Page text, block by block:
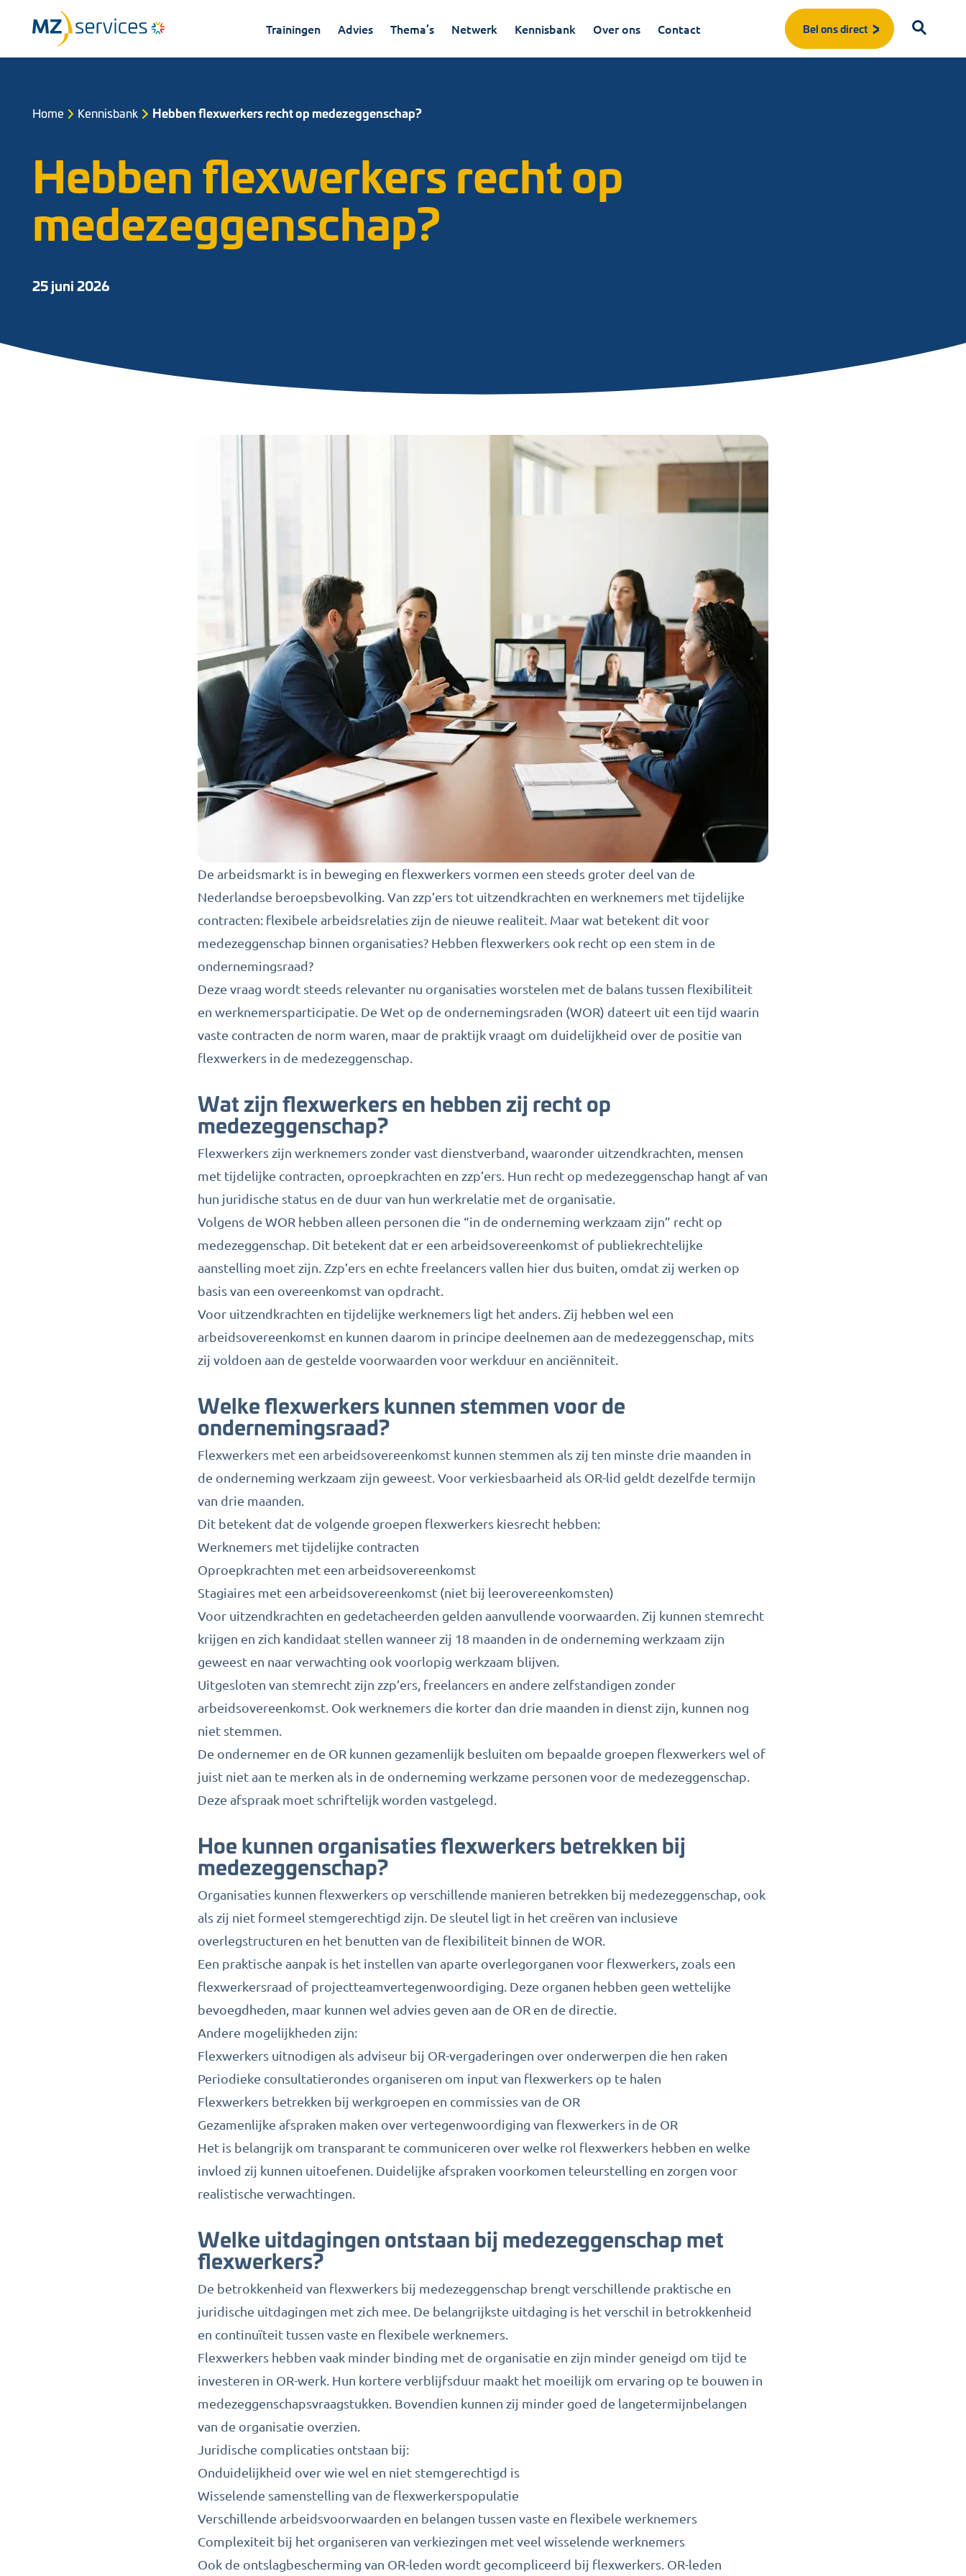
Trainingen Advies Thema’s Netwerk Kennisbank Over ons Contact Bel ons direct
Home Kennisbank Hebben flexwerkers recht op medezeggenschap?
Hebben flexwerkers recht op
medezeggenschap?
25 juni 2026
De arbeidsmarkt is in beweging en flexwerkers vormen een steeds groter deel van de
Nederlandse beroepsbevolking. Van zzp’ers tot uitzendkrachten en werknemers met tijdelijke
contracten: flexibele arbeidsrelaties zijn de nieuwe realiteit. Maar wat betekent dit voor
medezeggenschap binnen organisaties? Hebben flexwerkers ook recht op een stem in de
ondernemingsraad?
Deze vraag wordt steeds relevanter nu organisaties worstelen met de balans tussen flexibiliteit
en werknemersparticipatie. De Wet op de ondernemingsraden (WOR) dateert uit een tijd waarin
vaste contracten de norm waren, maar de praktijk vraagt om duidelijkheid over de positie van
flexwerkers in de medezeggenschap.
Wat zijn flexwerkers en hebben zij recht op
medezeggenschap?
Flexwerkers zijn werknemers zonder vast dienstverband, waaronder uitzendkrachten, mensen
met tijdelijke contracten, oproepkrachten en zzp’ers. Hun recht op medezeggenschap hangt af van
hun juridische status en de duur van hun werkrelatie met de organisatie.
Volgens de WOR hebben alleen personen die “in de onderneming werkzaam zijn” recht op
medezeggenschap. Dit betekent dat er een arbeidsovereenkomst of publiekrechtelijke
aanstelling moet zijn. Zzp’ers en echte freelancers vallen hier dus buiten, omdat zij werken op
basis van een overeenkomst van opdracht.
Voor uitzendkrachten en tijdelijke werknemers ligt het anders. Zij hebben wel een
arbeidsovereenkomst en kunnen daarom in principe deelnemen aan de medezeggenschap, mits
zij voldoen aan de gestelde voorwaarden voor werkduur en anciënniteit.
Welke flexwerkers kunnen stemmen voor de
ondernemingsraad?
Flexwerkers met een arbeidsovereenkomst kunnen stemmen als zij ten minste drie maanden in
de onderneming werkzaam zijn geweest. Voor verkiesbaarheid als OR-lid geldt dezelfde termijn
van drie maanden.
Dit betekent dat de volgende groepen flexwerkers kiesrecht hebben:
Werknemers met tijdelijke contracten
Oproepkrachten met een arbeidsovereenkomst
Stagiaires met een arbeidsovereenkomst (niet bij leerovereenkomsten)
Voor uitzendkrachten en gedetacheerden gelden aanvullende voorwaarden. Zij kunnen stemrecht
krijgen en zich kandidaat stellen wanneer zij 18 maanden in de onderneming werkzaam zijn
geweest en naar verwachting ook voorlopig werkzaam blijven.
Uitgesloten van stemrecht zijn zzp’ers, freelancers en andere zelfstandigen zonder
arbeidsovereenkomst. Ook werknemers die korter dan drie maanden in dienst zijn, kunnen nog
niet stemmen.
De ondernemer en de OR kunnen gezamenlijk besluiten om bepaalde groepen flexwerkers wel of
juist niet aan te merken als in de onderneming werkzame personen voor de medezeggenschap.
Deze afspraak moet schriftelijk worden vastgelegd.
Hoe kunnen organisaties flexwerkers betrekken bij
medezeggenschap?
Organisaties kunnen flexwerkers op verschillende manieren betrekken bij medezeggenschap, ook
als zij niet formeel stemgerechtigd zijn. De sleutel ligt in het creëren van inclusieve
overlegstructuren en het benutten van de flexibiliteit binnen de WOR.
Een praktische aanpak is het instellen van aparte overlegorganen voor flexwerkers, zoals een
flexwerkersraad of projectteamvertegenwoordiging. Deze organen hebben geen wettelijke
bevoegdheden, maar kunnen wel advies geven aan de OR en de directie.
Andere mogelijkheden zijn:
Flexwerkers uitnodigen als adviseur bij OR-vergaderingen over onderwerpen die hen raken
Periodieke consultatierondes organiseren om input van flexwerkers op te halen
Flexwerkers betrekken bij werkgroepen en commissies van de OR
Gezamenlijke afspraken maken over vertegenwoordiging van flexwerkers in de OR
Het is belangrijk om transparant te communiceren over welke rol flexwerkers hebben en welke
invloed zij kunnen uitoefenen. Duidelijke afspraken voorkomen teleurstelling en zorgen voor
realistische verwachtingen.
Welke uitdagingen ontstaan bij medezeggenschap met
flexwerkers?
De betrokkenheid van flexwerkers bij medezeggenschap brengt verschillende praktische en
juridische uitdagingen met zich mee. De belangrijkste uitdaging is het verschil in betrokkenheid
en continuïteit tussen vaste en flexibele werknemers.
Flexwerkers hebben vaak minder binding met de organisatie en zijn minder geneigd om tijd te
investeren in OR-werk. Hun kortere verblijfsduur maakt het moeilijk om ervaring op te bouwen in
medezeggenschapsvraagstukken. Bovendien kunnen zij minder goed de langetermijnbelangen
van de organisatie overzien.
Juridische complicaties ontstaan bij:
Onduidelijkheid over wie wel en niet stemgerechtigd is
Wisselende samenstelling van de flexwerkerspopulatie
Verschillende arbeidsvoorwaarden en belangen tussen vaste en flexibele werknemers
Complexiteit bij het organiseren van verkiezingen met veel wisselende werknemers
Ook de ontslagbescherming van OR-leden wordt gecompliceerd bij flexwerkers. OR-leden